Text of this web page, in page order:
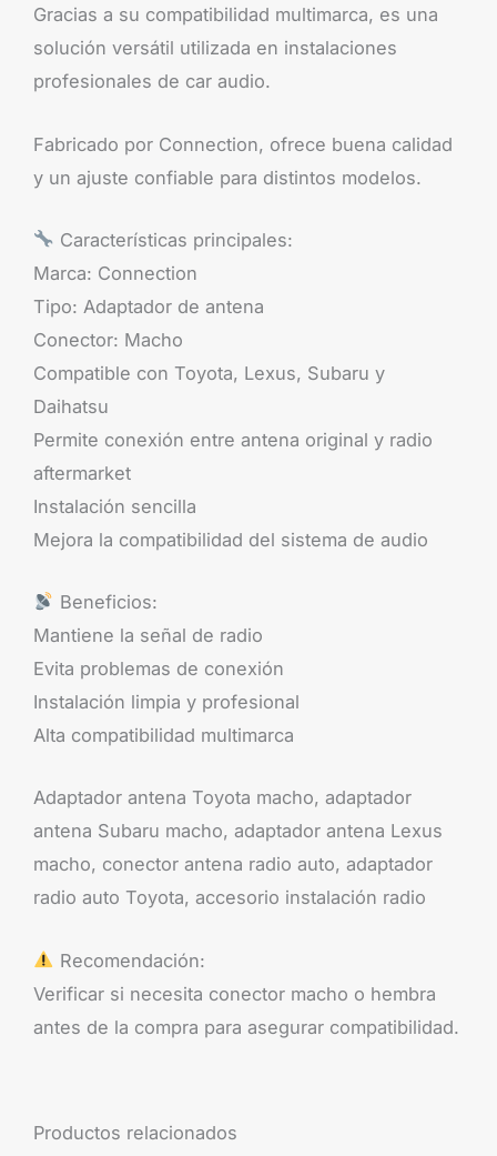
Gracias a su compatibilidad multimarca, es una
solución versátil utilizada en instalaciones
profesionales de car audio.
Fabricado por Connection, ofrece buena calidad
y un ajuste confiable para distintos modelos.
Características principales:
Marca: Connection
Tipo: Adaptador de antena
Conector: Macho
Compatible con Toyota, Lexus, Subaru y
Daihatsu
Permite conexión entre antena original y radio
aftermarket
Instalación sencilla
Mejora la compatibilidad del sistema de audio
Beneficios:
Mantiene la señal de radio
Evita problemas de conexión
Instalación limpia y profesional
Alta compatibilidad multimarca
Adaptador antena Toyota macho, adaptador
antena Subaru macho, adaptador antena Lexus
macho, conector antena radio auto, adaptador
radio auto Toyota, accesorio instalación radio
Recomendación:
Verificar si necesita conector macho o hembra
antes de la compra para asegurar compatibilidad.
Productos relacionados